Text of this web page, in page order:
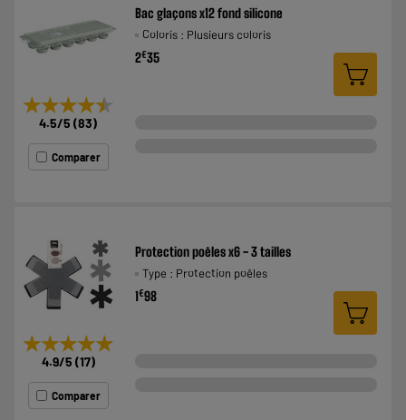
★★★★★
★★★★★
4.5/5 (83)
Comparer
Bac glaçons x12 fond silicone
Coloris : Plusieurs coloris
2€35
★★★★★
★★★★★
4.9/5 (17)
Comparer
Protection poêles x6 - 3 tailles
Type : Protection poêles
1€98